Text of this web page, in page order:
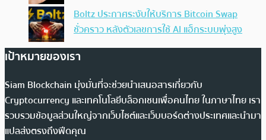
Boltz ประกาศระงับให้บริการ Bitcoin Swap
ชั่วคราว หลังตัวเลขการใช้ AI แฮ็กระบบพุ่งสูง
เป้าหมายของเรา
Siam Blockchain มุ่งมั่นที่จะช่วยนำเสนอสารเกี่ยวกับ
Cryptocurrency และเทคโนโลยีบล็อกเชนเพื่อคนไทย ในภาษาไทย เรา
รวบรวมข้อมูลส่วนใหญ่จากเว็บไซต์และเว็บบอร์ดต่างประเทศและนำมา
แปลส่งตรงถึงฟีดคุณ